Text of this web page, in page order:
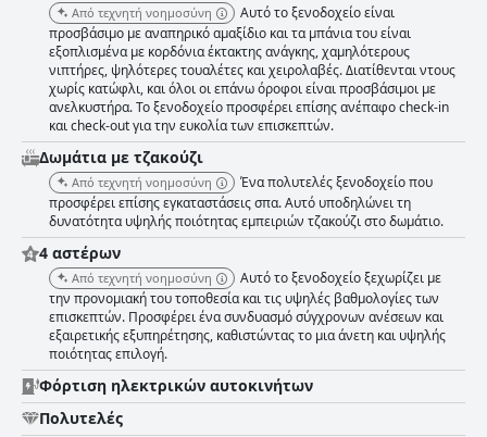
Από τεχνητή νοημοσύνη
Αυτό το ξενοδοχείο είναι
προσβάσιμο με αναπηρικό αμαξίδιο και τα μπάνια του είναι
εξοπλισμένα με κορδόνια έκτακτης ανάγκης, χαμηλότερους
νιπτήρες, ψηλότερες τουαλέτες και χειρολαβές. Διατίθενται ντους
χωρίς κατώφλι, και όλοι οι επάνω όροφοι είναι προσβάσιμοι με
ανελκυστήρα. Το ξενοδοχείο προσφέρει επίσης ανέπαφο check-in
και check-out για την ευκολία των επισκεπτών.
Δωμάτια με τζακούζι
Από τεχνητή νοημοσύνη
Ένα πολυτελές ξενοδοχείο που
προσφέρει επίσης εγκαταστάσεις σπα. Αυτό υποδηλώνει τη
δυνατότητα υψηλής ποιότητας εμπειριών τζακούζι στο δωμάτιο.
4 αστέρων
Από τεχνητή νοημοσύνη
Αυτό το ξενοδοχείο ξεχωρίζει με
την προνομιακή του τοποθεσία και τις υψηλές βαθμολογίες των
επισκεπτών. Προσφέρει ένα συνδυασμό σύγχρονων ανέσεων και
εξαιρετικής εξυπηρέτησης, καθιστώντας το μια άνετη και υψηλής
ποιότητας επιλογή.
Φόρτιση ηλεκτρικών αυτοκινήτων
Πολυτελές